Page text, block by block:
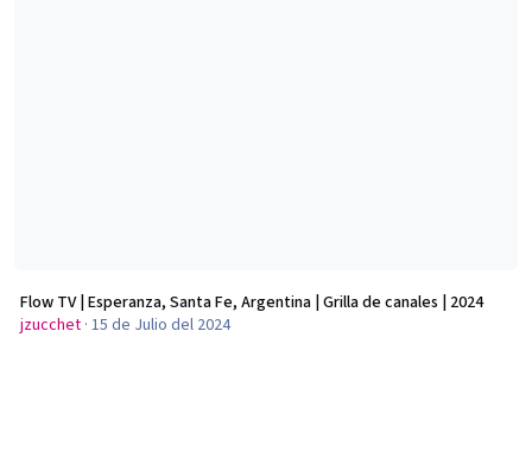
Flow TV | Esperanza, Santa Fe, Argentina | Grilla de canales | 2024
jzucchet· 15 de Julio del 2024